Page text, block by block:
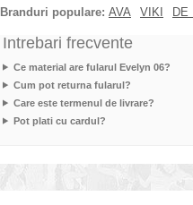
Branduri populare: AVA VIKI DE
Intrebari frecvente
Ce material are fularul Evelyn 06?
Cum pot returna fularul?
Care este termenul de livrare?
Pot plati cu cardul?